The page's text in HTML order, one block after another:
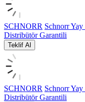
SCHNORR Schnorr
Distribütör Garantili
Teklif Al
SCHNORR Schnorr
Distribütör Garantili